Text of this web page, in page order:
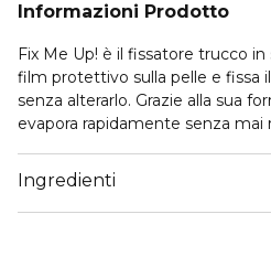
Informazioni Prodotto
Fix Me Up! è il fissatore trucco
film protettivo sulla pelle e fissa
senza alterarlo. Grazie alla sua
evapora rapidamente senza mai
estratti di Camomilla, assicura un
impeccabile a lunga tenuta senza
Ingredienti